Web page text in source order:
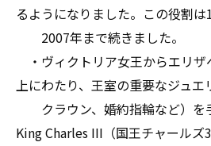
るようになりました。この役割は
2007年まで続きました。
・ヴィクトリア女王からエリ
上にわたり、王室の重要なジュエ
クラウン、婚約指輪など）を
King Charles III（国王チャールズ